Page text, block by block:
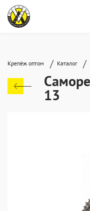
Крепёж оптом / Каталог /
13